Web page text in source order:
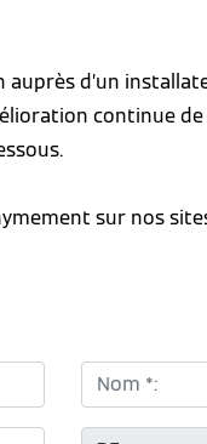
d’un
continue
sur nos
Nom *: